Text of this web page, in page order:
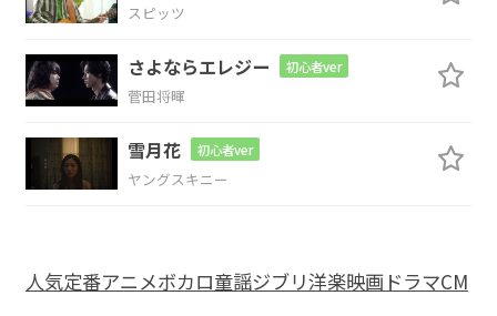
Cadd9
帰りのバスい
Bm7
つもの定 位置に座っ
G
た
“新曲”と書 かれた ボイス メモは消し
スピッツ
さよならエレジー 初心者ver
菅田将暉
雪月花 初心者ver
ヤングスキニー
人気定番アニメボカロ童謡ジブリ洋楽映画ドラマCM